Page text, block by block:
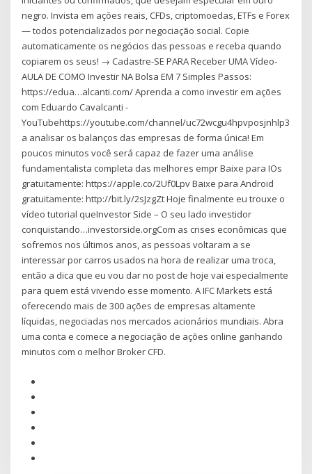
negro. Invista em ações reais, CFDs, criptomoedas, ETFs e Forex
— todos potencializados por negociação social. Copie
automaticamente os negócios das pessoas e receba quando
copiarem os seus! → Cadastre-SE PARA Receber UMA Vídeo-
AULA DE COMO Investir NA Bolsa EM 7 Simples Passos:
https://edua…alcanti.com/ Aprenda a como investir em ações
com Eduardo Cavalcanti -
YouTubehttps://youtube.com/channel/
a analisar os balanços das empresas de forma única! Em
poucos minutos você será capaz de fazer uma análise
fundamentalista completa das melhores empr Baixe para IOs
gratuitamente: https://apple.co/2Uf0Lpv Baixe para Android
gratuitamente: http://bit.ly/2sJzgZt Hoje finalmente eu trouxe o
vídeo tutorial queInvestor Side – O seu lado investidor
conquistando…investorside.orgCom as crises econômicas que
sofremos nos últimos anos, as pessoas voltaram a se
interessar por carros usados na hora de realizar uma troca,
então a dica que eu vou dar no post de hoje vai especialmente
para quem está vivendo esse momento. A IFC Markets está
oferecendo mais de 300 ações de empresas altamente
líquidas, negociadas nos mercados acionários mundiais. Abra
uma conta e comece a negociação de ações online ganhando
minutos com o melhor Broker CFD.